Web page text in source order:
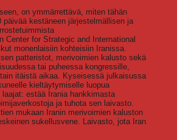
on ymmärrettävä, miten tähän
kestäneen järjestelmällisen ja
for Strategic and International
monenlaisiin kohteisiin Iranissa.
patteristot, merivoimien kalusto sekä
tai puheessa kongressille,
itäistä aikaa. Kyseisessä julkaisussa
kieltäytymiselle luopua
estää Irania hankkimasta
ja tuhota sen laivasto.
mukaan Iranin merivoimien kaluston
sukellusvene. Laivasto, jota Iran